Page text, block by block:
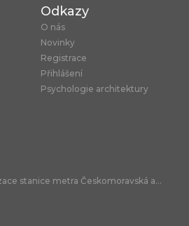
Odkazy
O nás
Novinky
Registrace
Přihlášení
Psychologie architektury
stanice metra Českomoravská a...